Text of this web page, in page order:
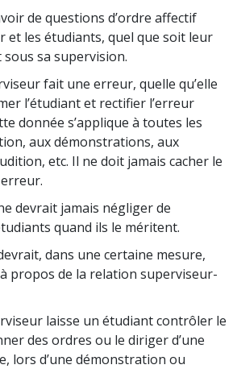
de questions d’ordre affectif
et les étudiants, quel que soit leur
sa supervision.
fait une erreur, quelle qu’elle
l’étudiant et rectifier l’erreur
donnée s’applique à toutes les
aux démonstrations, aux
etc. Il ne doit jamais cacher le
devrait jamais négliger de
quand ils le méritent.
dans une certaine mesure,
propos de la relation superviseur-
laisse un étudiant contrôler le
des ordres ou le diriger d’une
lors d’une démonstration ou